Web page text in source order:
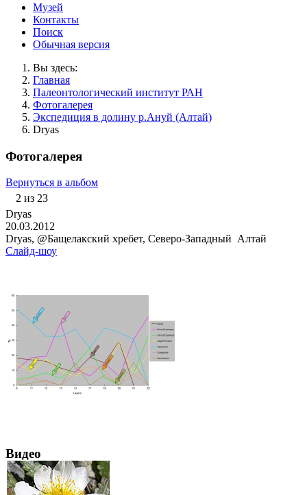
Музей
Контакты
Поиск
Обычная версия
Вы здесь:
Главная
Палеонтологический институт РАН
Фотогалерея
Экспедиция в долину р.Ануй (Алтай)
Dryas
Фотогалерея
Вернуться в альбом
2 из 23
Dryas
20.03.2012
Dryas, @Бащелакский хребет, Северо-Западный Алтай
Слайд-шоу
Видео